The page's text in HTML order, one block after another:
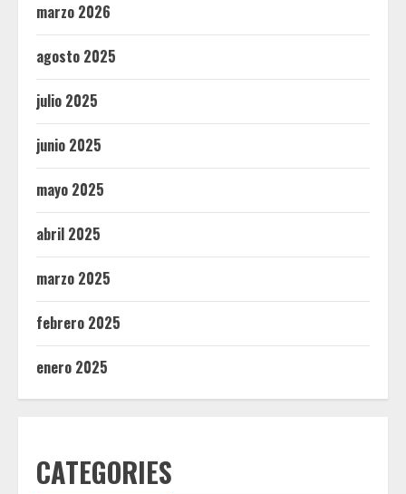
marzo 2026
agosto 2025
julio 2025
junio 2025
mayo 2025
abril 2025
marzo 2025
febrero 2025
enero 2025
CATEGORIES